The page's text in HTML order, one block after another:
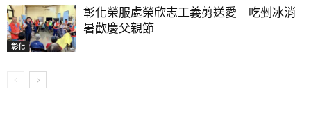
彰化
彰化榮服處榮欣志工義剪送愛 吃剉冰消
暑歡慶父親節